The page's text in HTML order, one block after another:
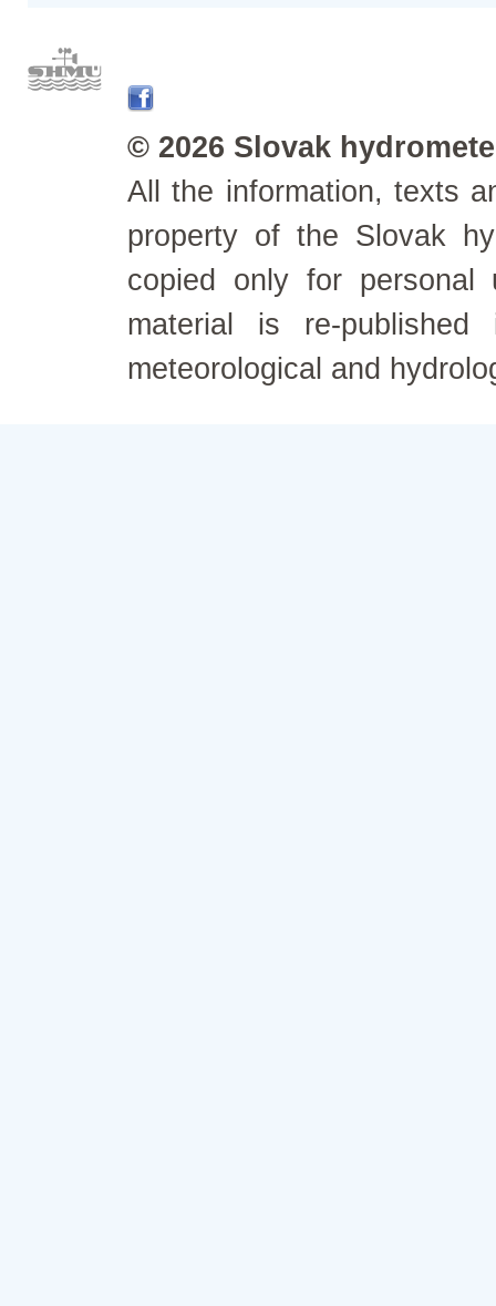
© 2026 Slovak
All the information, texts
property of the Slovak
copied only for personal
material is re-
meteorological and